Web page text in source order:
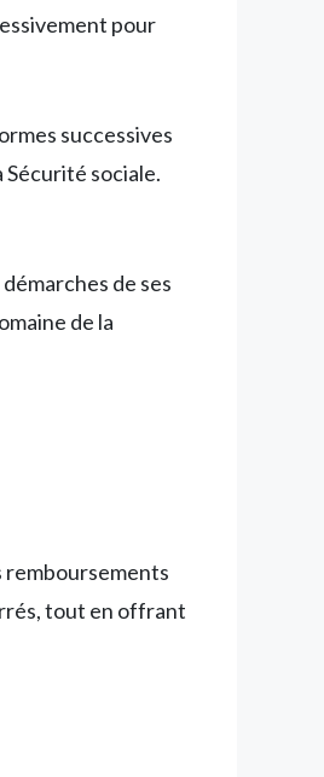
pour
successives
Sécurité sociale.
de ses
de la
remboursements
tout en offrant